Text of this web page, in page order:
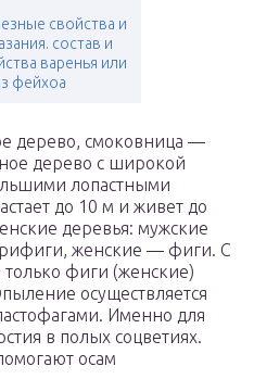
свойства и
состав и
варенья или
фейхоа
дерево, смоковница —
дерево с широкой
лопастными
до 10 м и живет до
деревья: мужские
женские — фиги. С
только фиги (женские)
осуществляется
Именно для
в полых соцветиях.
осам